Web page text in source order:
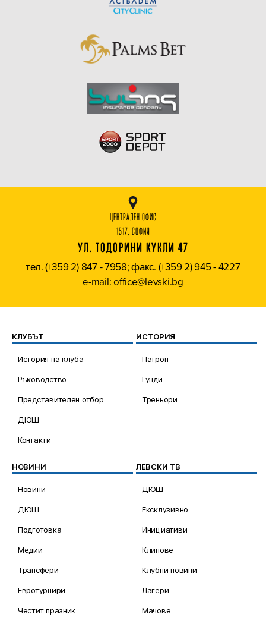
ЦЕНТРАЛЕН ОФИС
1517, СОФИЯ
УЛ. ТОДОРИНИ КУКЛИ 47
тел. (+359 2) 847 - 7958; факс. (+359 2) 945 - 4227
e-mail: office@levski.bg
КЛУБЪТ
История на клуба
Ръководство
Представителен отбор
ДЮШ
Контакти
ИСТОРИЯ
Патрон
Гунди
Треньори
НОВИНИ
Новини
ДЮШ
Подготовка
Медии
Трансфери
Евротурнири
Честит празник
ЛЕВСКИ ТВ
ДЮШ
Ексклузивно
Инициативи
Клипове
Клубни новини
Лагери
Мачове